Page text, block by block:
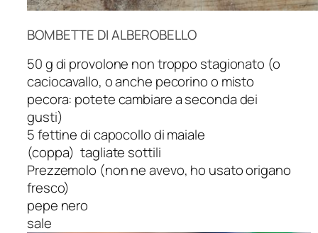
BOMBETTE DI ALBEROBELLO
50 g di provolone non troppo stagionato (o
caciocavallo, o anche pecorino o misto
pecora: potete cambiare a seconda dei
gusti)
5 fettine di capocollo di maiale
(coppa) tagliate sottili
Prezzemolo (non ne avevo, ho usato origano
fresco)
pepe nero
sale